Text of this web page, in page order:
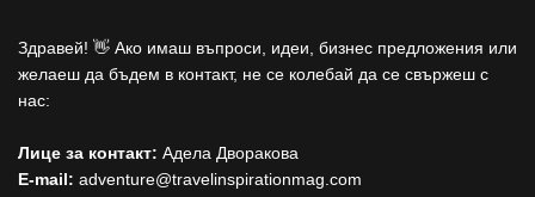
Здравей! 👋 Ако имаш въпроси, идеи, бизнес предложения или
желаеш да бъдем в контакт, не се колебай да се свържеш с
нас:
Лице за контакт: Адела Дворакова
E-mail: adventure@travelinspirationmag.com